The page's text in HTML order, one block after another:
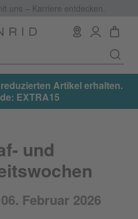
uns – Karriere entdecken.
alle reduzierten Artikel
EXTRA15
und
Februar 2026